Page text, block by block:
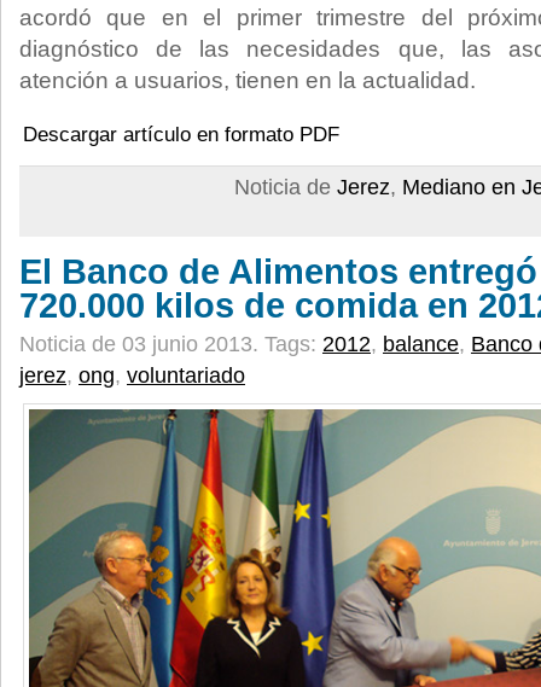
acordó que en el primer trimestre del
diagnóstico de las necesidades que, las
atención a usuarios, tienen en la actualidad.
Descargar artículo en formato PDF
Noticia de Jerez, Mediano en
El Banco de Alimentos
720.000 kilos de comida en
Noticia de 03 junio 2013. Tags: 2012, balance, Banco
jerez, ong, voluntariado